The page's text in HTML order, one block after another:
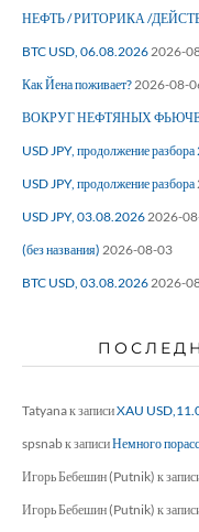
НЕФТЬ / РИТОРИКА /
BTC USD, 06.08.2026 2026-
Как Йена поживает? 2026-08-
ВОКРУГ НЕФТЯНЫХ
USD JPY, продолжение разбора
USD JPY, продолжение разбора
USD JPY, 03.08.2026 2026-
(без названия) 2026-08-03
BTC USD, 03.08.2026 2026-
Tatyanaк записиXAU
spsnabк записиНемного
Игорь Бебешин (Putnik) к
Игорь Бебешин (Putnik) к